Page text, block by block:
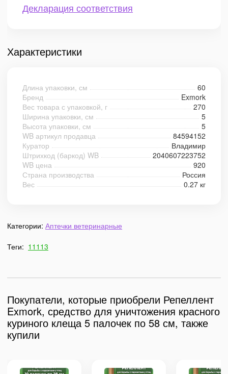
Декларация соответствия
Характеристики
Длина упаковки, см
60
Бренд
Exmork
Вес товара с упаковкой, г
270
Ширина упаковки, см
5
Высота упаковки, см
5
WB артикул продавца
84594152
Куратор
Владимир
Штрихкод (баркод) WB
2040607223752
WB цена
920
Страна производства
Россия
Вес
0.27 кг
Категории: Аптечки ветеринарные
Теги: 11113
Покупатели, которые приобрели Репеллент
Exmork, средство для уничтожения красного
куриного клеща 5 палочек по 58 см, также
купили